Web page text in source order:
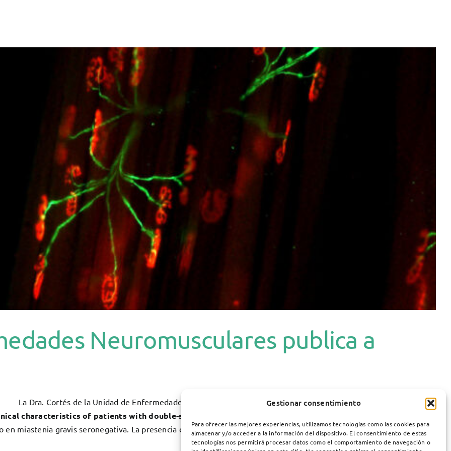
Gestionar consentimiento
Para ofrecer las mejores experiencias, utilizamos tecnologías como las cookies para
almacenar y/o acceder a la información del dispositivo. El consentimiento de estas
tecnologías nos permitirá procesar datos como el comportamiento de navegación o
Neuromusculares publica a
La Dra. Cortés de la Unidad de Enfermedades Neuromusculares del Hospital de Sant Pau, es la primera firmante
characteristics of patients with double-seronegative Myasthenia Gravis and antibodies to Cortactin
miastenia gravis seronegativa. La presencia de los anticuerpos anti-Cortactin son un biomarcador en miastenia